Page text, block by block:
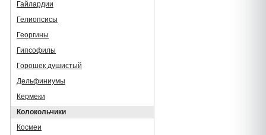
Гайлардии
Гелиопсисы
Георгины
Гипсофилы
Горошек душистый
Дельфиниумы
Кермеки
Колокольчики
Космеи